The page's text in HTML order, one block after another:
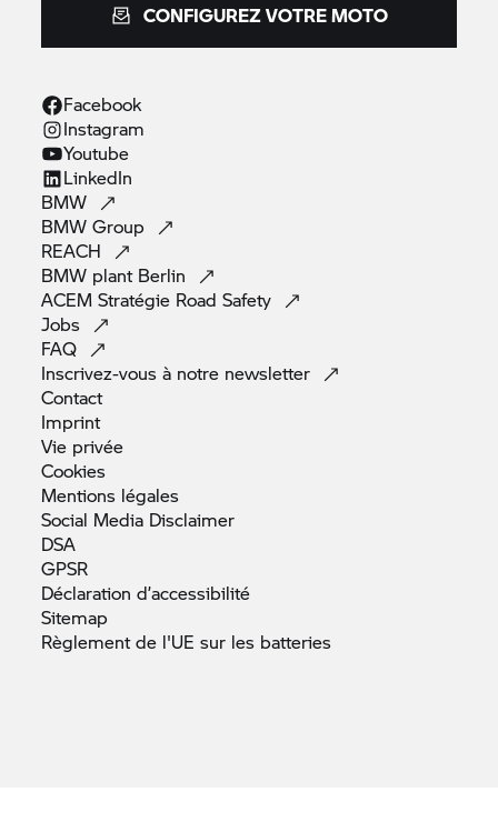
CONFIGUREZ VOTRE MOTO
Facebook
Instagram
Youtube
LinkedIn
BMW
BMWGroup
REACH
BMW plant Berlin
ACEM Stratégie RoadSafety
Jobs
FAQ
Inscrivez-vous à notre newsletter
Contact
Imprint
Vie privée
Cookies
Mentions légales
Social Media Disclaimer
DSA
GPSR
Déclarationd’accessibilité
Sitemap
Règlement de l'UE sur les batteries